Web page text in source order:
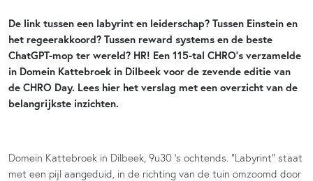
De link tussen een labyrint en leiderschap? Tussen Einstein en
het regeerakkoord? Tussen reward systems en de beste
ChatGPT-mop ter wereld? HR! Een 115-tal CHRO’s verzamelde
in Domein Kattebroek in Dilbeek voor de zevende editie van
de CHRO Day. Lees hier het verslag met een overzicht van de
belangrijkste inzichten.
Domein Kattebroek in Dilbeek, 9u30 ‘s ochtends. “Labyrint” staat
met een pijl aangeduid, in de richting van de tuin omzoomd door